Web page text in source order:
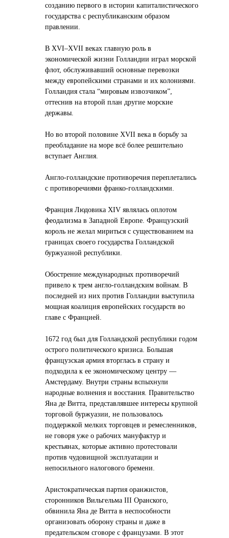
созданию первого в истории капиталистического
государства с республиканским образом
правлении.
В XVI–XVII веках главную роль в
экономической жизни Голландии играл морской
флот, обслуживавший основные перевозки
между европейскими странами и их колониями.
Голландия стала “мировым извозчиком”,
оттеснив на второй план другие морские
державы.
Но во второй половине XVII века в борьбу за
преобладание на море всё более решительно
вступает Англия.
Англо-голландские противоречия переплетались
с противоречиями франко-голландскими.
Франция Людовика XIV являлась оплотом
феодализма в Западной Европе. Французский
король не желал мириться с существованием на
границах своего государства Голландской
буржуазной республики.
Обострение международных противоречий
привело к трем англо-голландским войнам. В
последней из них против Голландии выступила
мощная коалиция европейских государств во
главе с Францией.
1672 год был для Голландской республики годом
острого политического кризиса. Большая
французская армия вторглась в страну и
подходила к ее экономическому центру —
Амстердаму. Внутри страны вспыхнули
народные волнения и восстания. Правительство
Яна де Витта, представлявшее интересы крупной
торговой буржуазии, не пользовалось
поддержкой мелких торговцев и ремесленников,
не говоря уже о рабочих мануфактур и
крестьянах, которые активно протестовали
против чудовищной эксплуатации и
непосильного налогового бремени.
Аристократическая партия оранжистов,
сторонников Вильгельма III Оранского,
обвинила Яна де Витта в неспособности
организовать оборону страны и даже в
предательском сговоре с французами. В этот